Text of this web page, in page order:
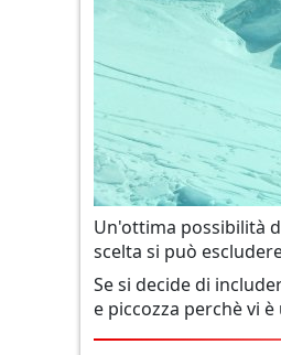
Un'ottima possibilità
scelta si può
Se si decide di
e piccozza perchè vi